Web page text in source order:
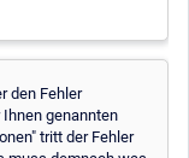
den Fehler
genannten
tritt der Fehler